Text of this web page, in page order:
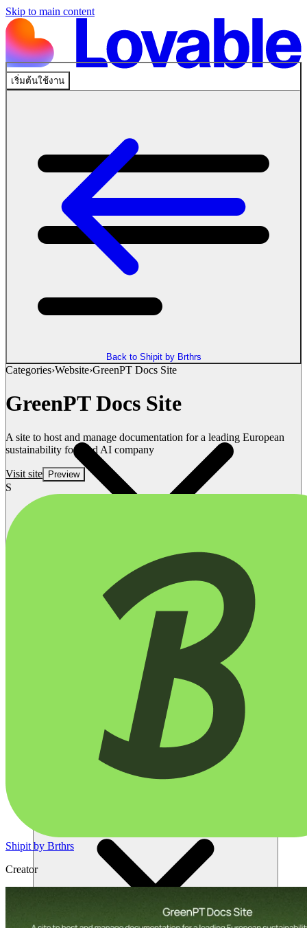
Skip to main content
เริ่มต้นใช้งาน
โซลูชัน
Back to Shipit by Brthrs
Categories›Website›GreenPT Docs Site
GreenPT Docs Site
A site to host and manage documentation for a leading European
sustainability focused AI company
Visit site Preview
S
Shipit by Brthrs
Creator